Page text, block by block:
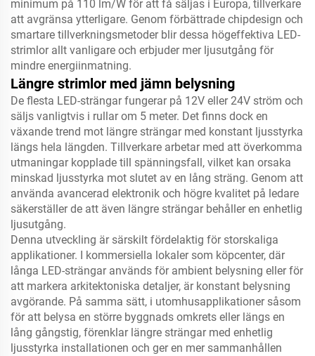
minimum på 110 lm/W för att få säljas i Europa, tillverkare
att avgränsa ytterligare. Genom förbättrade chipdesign och
smartare tillverkningsmetoder blir dessa högeffektiva LED-
strimlor allt vanligare och erbjuder mer ljusutgång för
mindre energiinmatning.
Längre strimlor med jämn belysning
De flesta LED-strängar fungerar på 12V eller 24V ström och
säljs vanligtvis i rullar om 5 meter. Det finns dock en
växande trend mot längre strängar med konstant ljusstyrka
längs hela längden. Tillverkare arbetar med att överkomma
utmaningar kopplade till spänningsfall, vilket kan orsaka
minskad ljusstyrka mot slutet av en lång sträng. Genom att
använda avancerad elektronik och högre kvalitet på ledare
säkerställer de att även längre strängar behåller en enhetlig
ljusutgång.
Denna utveckling är särskilt fördelaktig för storskaliga
applikationer. I kommersiella lokaler som köpcenter, där
långa LED-strängar används för ambient belysning eller för
att markera arkitektoniska detaljer, är konstant belysning
avgörande. På samma sätt, i utomhusapplikationer såsom
för att belysa en större byggnads omkrets eller längs en
lång gångstig, förenklar längre strängar med enhetlig
ljusstyrka installationen och ger en mer sammanhållen